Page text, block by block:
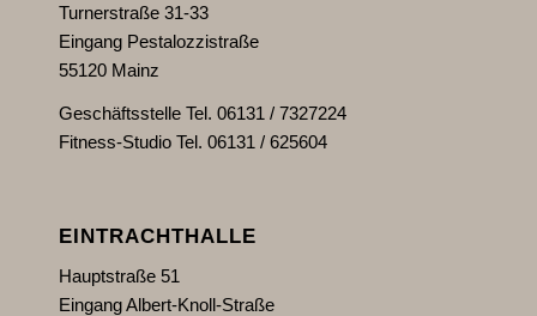
Turnerstraße 31-33
Eingang Pestalozzistraße
55120 Mainz
Geschäftsstelle Tel. 06131 / 7327224
Fitness-Studio Tel. 06131 / 625604
EINTRACHTHALLE
Hauptstraße 51
Eingang Albert-Knoll-Straße